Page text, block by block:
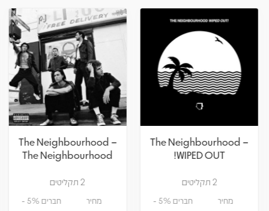
The Neighbourhood –
WIPED OUT!
2 תקליטים
מחיר חברים 5% -
The Neighbourhood –
The Neighbourhood
2 תקליטים
מחיר חברים 5% -